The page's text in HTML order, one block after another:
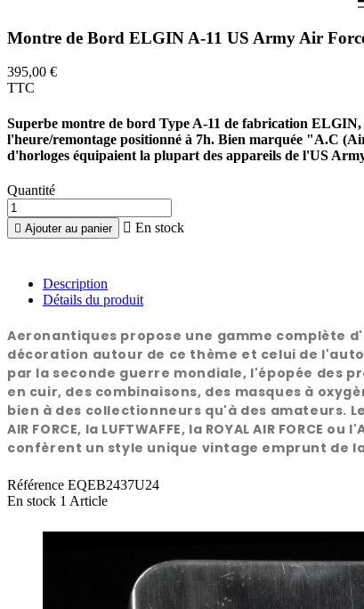
Montre de Bord ELGIN A-11 US Army Air
395,00 €
TTC
Superbe montre de bord Type A-11 de fabrication
l'heure/remontage positionné à 7h. Bien marquée "A.C
d'horloges équipaient la plupart des appareils de l'US
Quantité
 Ajouter au panier  En stock
Description
Détails du produit
Aeronantiques propose une gamme complète
décoration autour de ce thème et celui de
par la seconde guerre mondiale, l'épopée des
en cuir, des combinaisons, des masques à
bien à des collectionneurs qu'à des amateurs.
AIR FORCE, la LUFTWAFFE, la ROYAL AIR
confèrent un style unique vintage emprunt de
Référence EQEB2437U24
En stock 1 Article